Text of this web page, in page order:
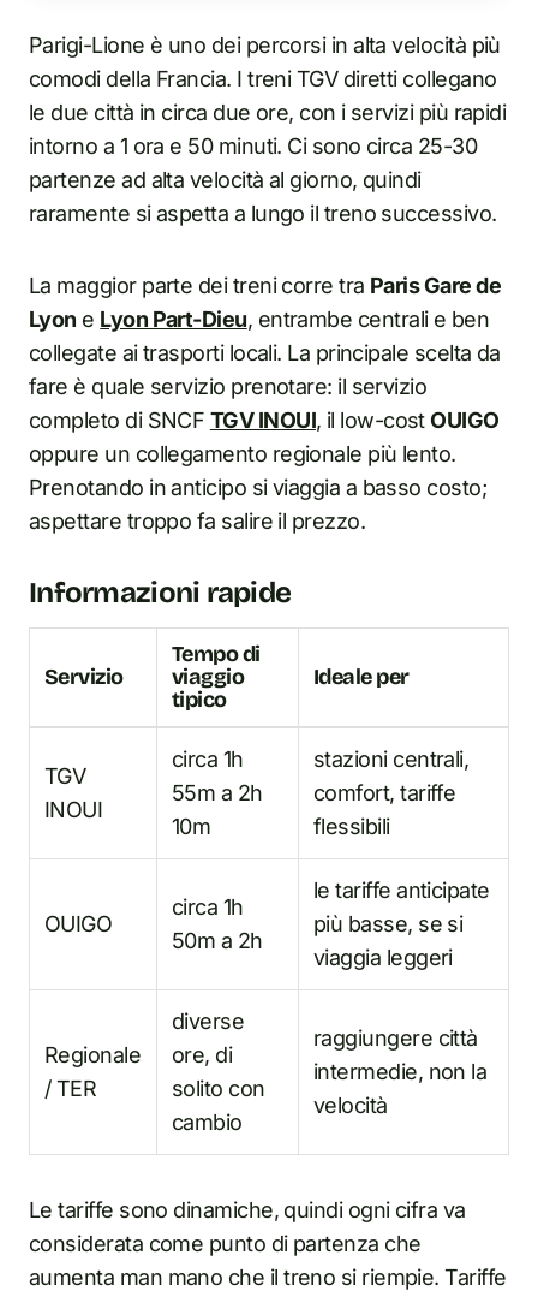
Parigi-Lione è uno dei percorsi in alta velocità più
comodi della Francia. I treni TGV diretti collegano
le due città in circa due ore, con i servizi più rapidi
intorno a 1 ora e 50 minuti. Ci sono circa 25-30
partenze ad alta velocità al giorno, quindi
raramente si aspetta a lungo il treno successivo.
La maggior parte dei treni corre tra Paris Gare de
Lyon e Lyon Part-Dieu, entrambe centrali e ben
collegate ai trasporti locali. La principale scelta da
fare è quale servizio prenotare: il servizio
completo di SNCF TGV INOUI, il low-costOUIGO
oppure un collegamento regionale più lento.
Prenotando in anticipo si viaggia a basso costo;
aspettare troppo fa salire il prezzo.
Informazioni rapide
Servizio
Tempo di
viaggio
tipico
Ideale per
TGV
INOUI
circa 1h
55m a 2h
10m
stazioni centrali,
comfort, tariffe
flessibili
OUIGO
circa 1h
50m a 2h
le tariffe anticipate
più basse, se si
viaggia leggeri
Regionale
/ TER
diverse
ore, di
solito con
cambio
raggiungere città
intermedie, non la
velocità
Le tariffe sono dinamiche, quindi ogni cifra va
considerata come punto di partenza che
aumenta man mano che il treno si riempie. Tariffe